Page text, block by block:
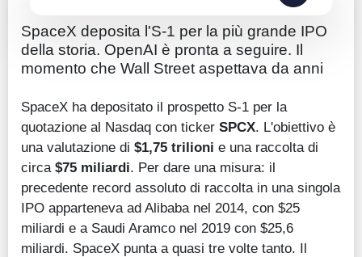
SpaceX deposita l'S-1 per la più grande IPO
della storia. OpenAI è pronta a seguire. Il
momento che Wall Street aspettava da anni
SpaceX ha depositato il prospetto S-1 per la
quotazione al Nasdaq con ticker SPCX. L'obiettivo è
una valutazione di $1,75 trilioni e una raccolta di
circa $75 miliardi. Per dare una misura: il
precedente record assoluto di raccolta in una singola
IPO apparteneva ad Alibaba nel 2014, con $25
miliardi e a Saudi Aramco nel 2019 con $25,6
miliardi. SpaceX punta a quasi tre volte tanto. Il